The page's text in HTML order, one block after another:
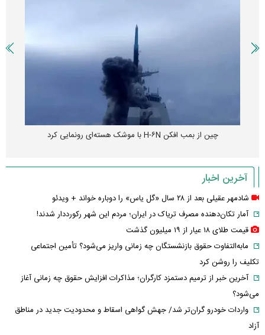
چین از بمب افکن H-۶N با موشک هسته‌ای رونمایی کرد
آخرین اخبار
شادمهر عقیلی بعد از ۲۸ سال «گل یاس» را دوباره خواند + ویدئو
آمار تکان‌دهنده مصرف تریاک در ایران؛ مردم این شهر رکورددار شدند!
قیمت طلای ۱۸ عیار از ۱۹ میلیون گذشت
مابه‌التفاوت حقوق بازنشستگان چه زمانی واریز می‌شود؟ تأمین اجتماعی
تکلیف را روشن کرد
آخرین خبر از ترمیم دستمزد کارگران؛ مذاکرات افزایش حقوق چه زمانی آغاز
می‌شود؟
واردات خودرو گران‌تر شد/ جهش گواهی اسقاط و محدودیت جدید در مناطق
آزاد